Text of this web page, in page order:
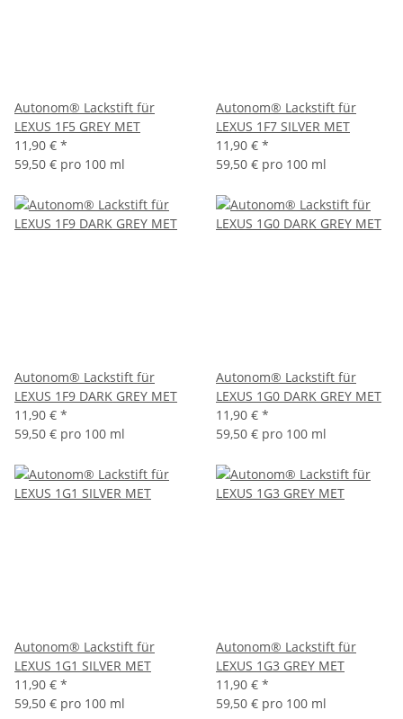
Autonom® Lackstift für
LEXUS 1F5 GREY MET
11,90 € *
59,50 € pro 100 ml
Autonom® Lackstift für
LEXUS 1F7 SILVER MET
11,90 € *
59,50 € pro 100 ml
Autonom® Lackstift für
LEXUS 1F9 DARK GREY MET
11,90 € *
59,50 € pro 100 ml
Autonom® Lackstift für
LEXUS 1G0 DARK GREY MET
11,90 € *
59,50 € pro 100 ml
Autonom® Lackstift für
LEXUS 1G1 SILVER MET
11,90 € *
59,50 € pro 100 ml
Autonom® Lackstift für
LEXUS 1G3 GREY MET
11,90 € *
59,50 € pro 100 ml